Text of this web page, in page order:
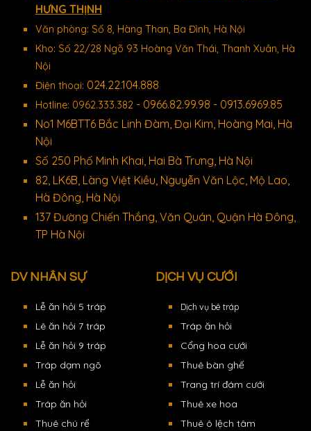
HƯNG THỊNH
Văn phòng: Số 8, Hàng Than, Ba Đình, Hà Nội
Kho: Số 22/28 Ngõ 93 Hoàng Văn Thái, Thanh Xuân, Hà
Nội
Điện thoại: 024.22.104.888
Hotline: 0962.333.382 - 0966.82.99.98 - 0913.6969.85
No1 M6BTT6 Bắc Linh Đàm, Đại Kim, Hoàng Mai, Hà
Nội
Số 250 Phố Minh Khai, Hai Bà Trưng, Hà Nội
82, LK6B, Làng Việt Kiều, Nguyễn Văn Lộc, Mộ Lao,
Hà Đông, Hà Nội
137 Đường Chiến Thắng, Văn Quán, Quận Hà Đông,
TP Hà Nội
DV NHÂN SỰ
Lễ ăn hỏi 5 tráp
Lê ăn hỏi 7 tráp
Lễ ăn hỏi 9 tráp
Tráp dạm ngõ
Lễ ăn hỏi
Tráp ăn hỏi
Thuê chú rể
DỊCH VỤ CƯỚI
Dịch vụ bê tráp
Tráp ăn hỏi
Cổng hoa cưới
Thuê bàn ghế
Trang trí đám cưới
Thuê xe hoa
Thuê ô lệch tâm